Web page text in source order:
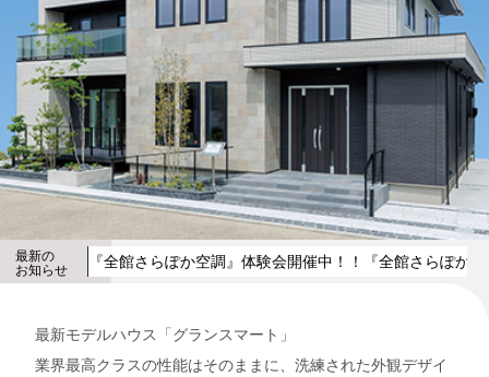
最新の
お知らせ 『全館さらぽか空調』体験会開催中！！ 『全館さらぽか
最新モデルハウス「グランスマート」
業界最高クラスの性能はそのままに、洗練された外観デザイ